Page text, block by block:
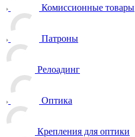
Комиссионные товары
Патроны
Релоадинг
Оптика
Крепления для оптики